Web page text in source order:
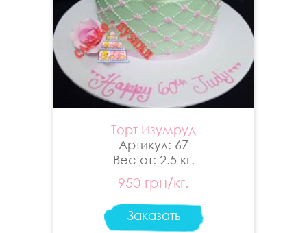
Торт Изумруд
Артикул: 67
Вес от: 2.5 кг.
950 грн/кг.
Заказать